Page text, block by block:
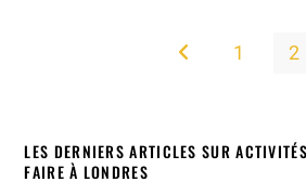
Go to the previous
1 2
LES DERNIERS ARTICLES SUR
FAIRE À LONDRES